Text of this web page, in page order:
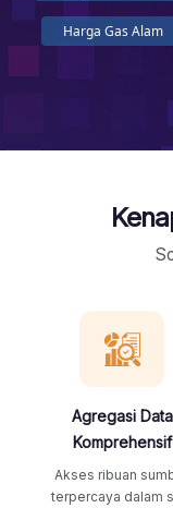
Harga Gas Alam
Agregasi Data
Komprehensif
Akses ribuan
terpercaya dalam